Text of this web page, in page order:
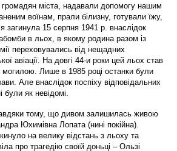
громадян міста, надавали допомогу нашим
воїнам, прали білизну, готували їжу,
загинула 15 серпня 1941 р. внаслідок
в льох, в якому родина разом із
переховувались від нещадних
авіації. На довгі 44-и роки цей льох став
могилою. Лише в 1985 році останки були
Але внаслідок поспіху відповідальних
були як невідомі.
тому, що дивом залишилась живою
Юхимівна Лопата (нині покійна).
на велику відстань з льоху та
про трагедію своїй доньці – Ользі